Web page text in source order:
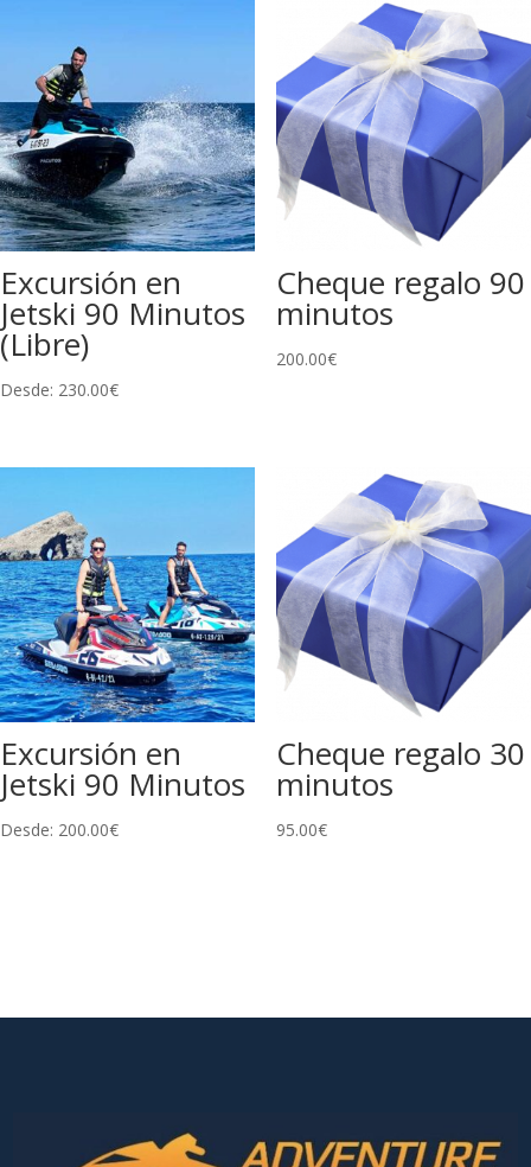
Excursión en
Jetski 90 Minutos
(Libre)
Desde: 230.00€
Cheque regalo 90
minutos
200.00€
Excursión en
Jetski 90 Minutos
Desde: 200.00€
Cheque regalo 30
minutos
95.00€